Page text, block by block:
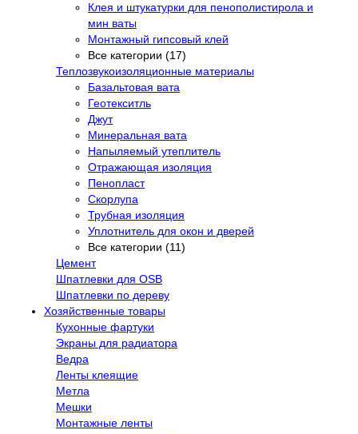
Клея и штукатурки для пенополистирола и
мин ваты
Монтажный гипсовый клей
Все категории (17)
Теплозвукоизоляционные материалы
Базальтовая вата
Геотекситль
Джут
Минеральная вата
Напыляемый утеплитель
Отражающая изоляция
Пенопласт
Скорлупа
Трубная изоляция
Уплотнитель для окон и дверей
Все категории (11)
Цемент
Шпатлевки для OSB
Шпатлевки по дереву
Хозяйственные товары
Кухонные фартуки
Экраны для радиатора
Ведра
Ленты клеящие
Метла
Мешки
Монтажные ленты